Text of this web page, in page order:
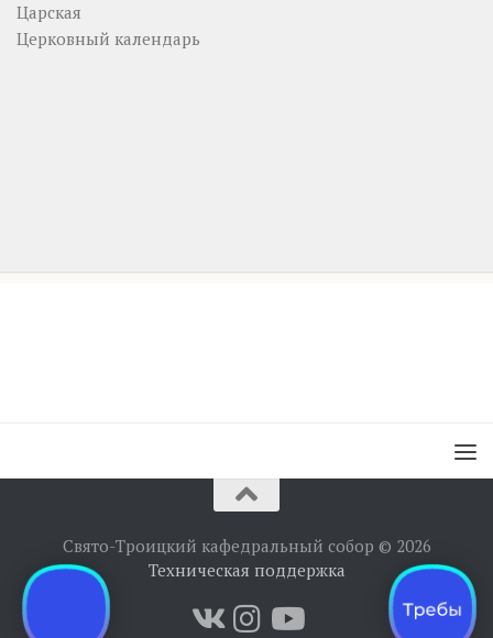
Царская
Церковный календарь
Свято-Троицкий кафедральный собор © 2026
Техническая поддержка